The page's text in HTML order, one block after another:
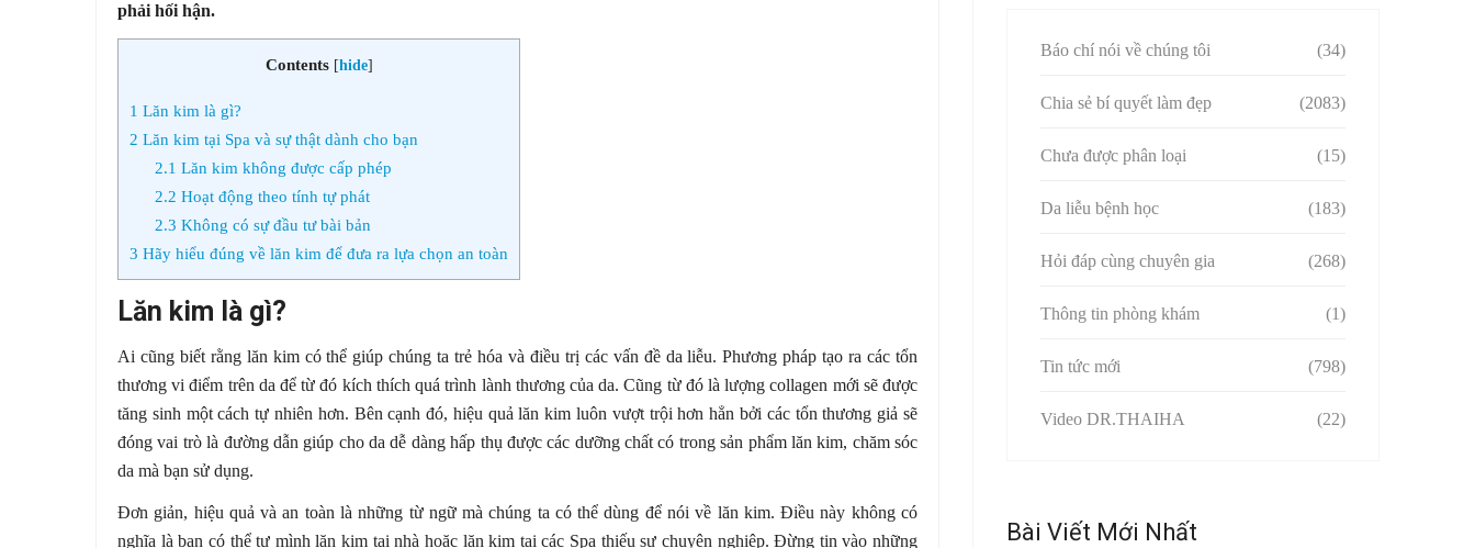
phải hối hận.
Contents [hide]
1 Lăn kim là gì?
2 Lăn kim tại Spa và sự thật dành cho bạn
2.1 Lăn kim không được cấp phép
2.2 Hoạt động theo tính tự phát
2.3 Không có sự đầu tư bài bản
3 Hãy hiểu đúng về lăn kim để đưa ra lựa chọn an toàn
Lăn kim là gì?
Ai cũng biết rằng lăn kim có thể giúp chúng ta trẻ hóa và điều trị các vấn đề da liễu. Phương pháp tạo ra các tổn
thương vi điểm trên da để từ đó kích thích quá trình lành thương của da. Cũng từ đó là lượng collagen mới sẽ được
tăng sinh một cách tự nhiên hơn. Bên cạnh đó, hiệu quả lăn kim luôn vượt trội hơn hẳn bởi các tổn thương giả sẽ
đóng vai trò là đường dẫn giúp cho da dễ dàng hấp thụ được các dưỡng chất có trong sản phẩm lăn kim, chăm sóc
da mà bạn sử dụng.
Đơn giản, hiệu quả và an toàn là những từ ngữ mà chúng ta có thể dùng để nói về lăn kim. Điều này không có
nghĩa là bạn có thể tự mình lăn kim tại nhà hoặc lăn kim tại các Spa thiếu sự chuyên nghiệp. Đừng tin vào những
Báo chí nói về chúng tôi (34)
Chia sẻ bí quyết làm đẹp (2083)
Chưa được phân loại (15)
Da liễu bệnh học (183)
Hỏi đáp cùng chuyên gia (268)
Thông tin phòng khám (1)
Tin tức mới (798)
Video DR.THAIHA (22)
Bài Viết Mới Nhất